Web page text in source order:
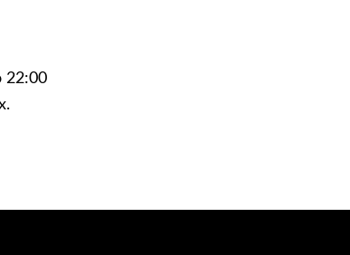
22:00